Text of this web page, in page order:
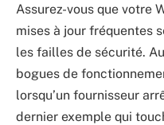
Assurez-vous que votre
mises à jour fréquentes
les failles de sécurité.
bogues de
lorsqu’un fournisseur
dernier exemple qui